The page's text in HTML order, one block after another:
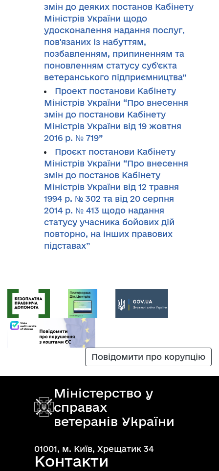
змін до деяких постанов Кабінету
Міністрів України щодо
удосконалення надання послуг,
пов'язаних із набуттям,
позбавленням, припиненням та
поновленням статусу суб'єкта
ветеранського підприємництва”
Проект постанови Кабінету
Міністрів України “Про внесення
змін до постанови Кабінету
Міністрів України від 19 жовтня
2016 р. № 719”
Проєкт постанови Кабінету
Міністрів України “Про внесення
змін до постанов Кабінету
Міністрів України від 12 травня
1994 р. № 302 та від 20 серпня
2014 р. № 413 щодо надання
статусу учасника бойових дій
повторно, на інших правових
підставах”
Повідомити про корупцію
Міністерство у
справах
ветеранів України
01001, м. Київ, Хрещатик 34
Контакти